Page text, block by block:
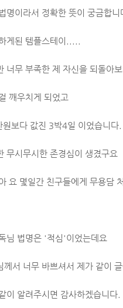
명이라서 정확한 뜻이 궁금합
게된 템플스테이.....
너무 부족한 제 자신을 되돌아
깨우치게 되었고
보다 값진 3박4일 이었습니다.
무시무시한 존경심이 생겼구요
요 몇일간 친구들에게 무용담
님 법명은 '적심'이었는데요
께서 너무 바쁘셔서 제가 같이 글
이 알려주시면 감사하겠습니